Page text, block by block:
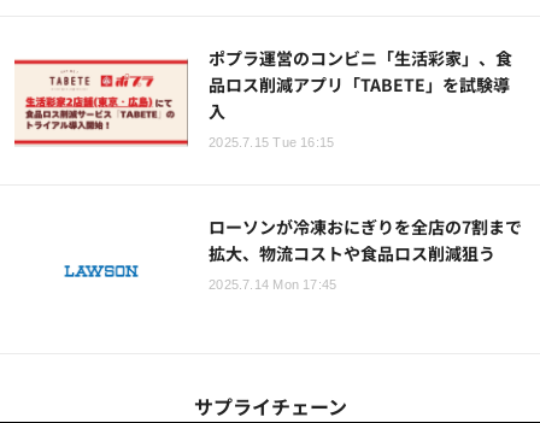
ポプラ運営のコンビニ「生活彩家」、食
品ロス削減アプリ「TABETE」を試験導
入
2025.7.15 Tue 16:15
ローソンが冷凍おにぎりを全店の7割まで
拡大、物流コストや食品ロス削減狙う
2025.7.14 Mon 17:45
サプライチェーン